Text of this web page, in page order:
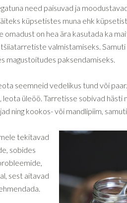
need paisuvad ja
küpsetistes muna ehk
omadust on hea ära kasutada ka
valmistamiseks. Samuti
magustoitudes paksendamiseks.
seemneid vedelikus tund või
üleöö. Tarretisse sobivad hästi
ning kookos- või mandlipiim,
tekitavad
sobides
sest aitavad